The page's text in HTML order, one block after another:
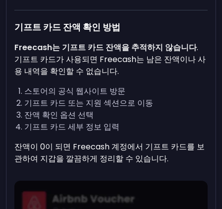
기프트 카드 잔액 확인 방법
Freecash는 기프트 카드 잔액을 추적하지 않습니다.
기프트 카드가 사용되면 Freecash는 남은 잔액이나 사
용 내역을 확인할 수 없습니다.
스토어의 공식 웹사이트 방문
기프트 카드 또는 지원 섹션으로 이동
잔액 확인 옵션 선택
기프트 카드 세부 정보 입력
잔액이 0이 되면 Freecash 계정에서 기프트 카드를 보
관하여 지갑을 깔끔하게 정리할 수 있습니다.